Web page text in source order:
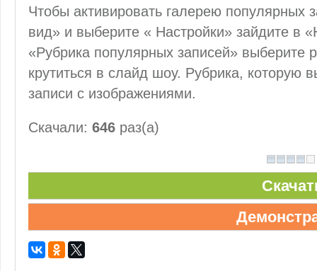
Чтобы активировать галерею
вид» и выберите « Настройки» зайдите в
«Рубрика популярных записей» выберите
крутиться в слайд шоу. Рубрика, которую
записи с изображениями.
Скачали: 646 раз(а)